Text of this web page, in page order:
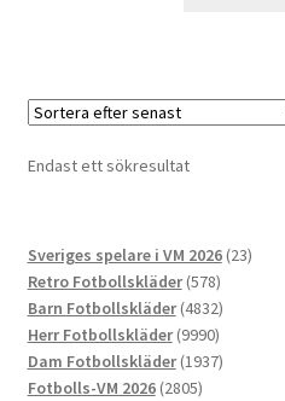
Endast ett sökresultat
Sveriges spelare i VM 2026 2323
Retro Fotbollskläder 578578
produkter
Barn Fotbollskläder 48324832
produkter
Herr Fotbollskläder 99909990
produkter
Dam Fotbollskläder 19371937
Fotbolls-VM 2026 28052805